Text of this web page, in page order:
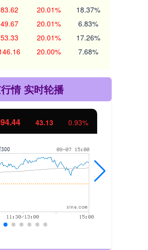
83.62 20.01% 18.37%
49.67 20.01% 6.83%
53.33 20.01% 17.26%
20.00% 7.68%
情 实时轮播
43.13 0.93%